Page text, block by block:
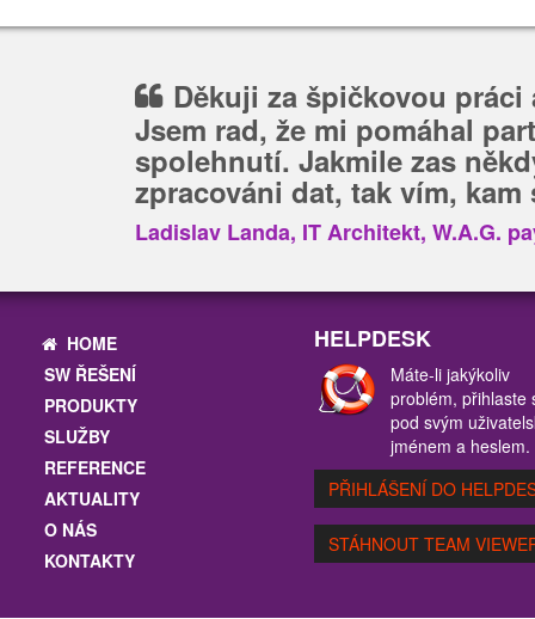
Děkuji za špičkovou
Jsem rad, že mi pomáhal
spolehnutí. Jakmile zas
zpracováni dat, tak vím,
Ladislav Landa, IT Architekt, W.A.G.
HOME
SW ŘEŠENÍ
PRODUKTY
SLUŽBY
REFERENCE
AKTUALITY
O NÁS
KONTAKTY
HELPDESK
Máte-li jakýkoliv
problém, přihlaste
pod svým
jménem a heslem.
PŘIHLÁŠENÍ DO
STÁHNOUT TEAM